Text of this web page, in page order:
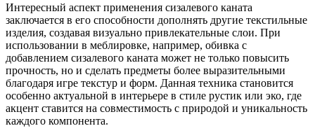
Интересный аспект применения сизалевого каната
заключается в его способности дополнять другие текстильные
изделия, создавая визуально привлекательные слои. При
использовании в меблировке, например, обивка с
добавлением сизалевого каната может не только повысить
прочность, но и сделать предметы более выразительными
благодаря игре текстур и форм. Данная техника становится
особенно актуальной в интерьере в стиле рустик или эко, где
акцент ставится на совместимость с природой и уникальность
каждого компонента.